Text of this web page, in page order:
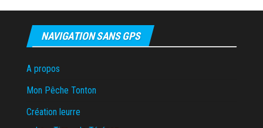
NAVIGATION SANS GPS
A propos
Mon Pêche Tonton
Création leurre